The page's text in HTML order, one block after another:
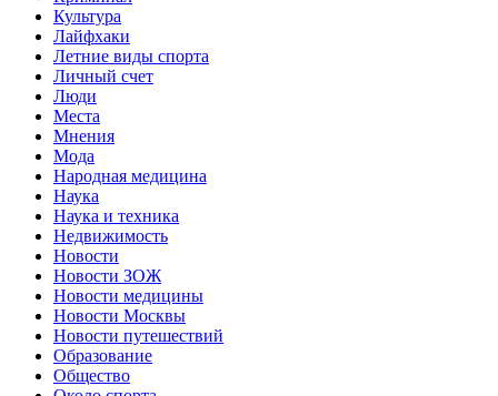
Культура
Лайфхаки
Летние виды спорта
Личный счет
Люди
Места
Мнения
Мода
Народная медицина
Наука
Наука и техника
Недвижимость
Новости
Новости ЗОЖ
Новости медицины
Новости Москвы
Новости путешествий
Образование
Общество